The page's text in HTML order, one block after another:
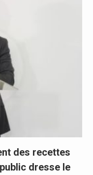
des recettes
dresse le